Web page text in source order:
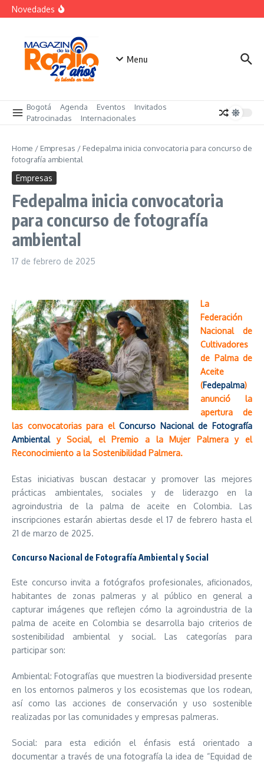
Saltar al contenido
Novedades
Menu
Bogotá Agenda Eventos
Invitados
Patrocinadas
Internacionales
Home / Empresas / Fedepalma inicia convocatoria para concurso de
fotografía ambiental
Empresas
Fedepalma inicia convocatoria
para concurso de fotografía
ambiental
17 de febrero de 2025
La
Federación
Nacional de
Cultivadores
de Palma de
Aceite
(Fedepalma)
anunció la
apertura de
las convocatorias para elConcurso Nacional de Fotografía
Ambiental
y Social, el Premio a la Mujer Palmera y el
Reconocimiento a la Sostenibilidad Palmera.
Estas iniciativas buscan destacar y promover las mejores
prácticas ambientales, sociales y de liderazgo en la
agroindustria de la palma de aceite en Colombia. Las
inscripciones estarán abiertas desde el 17 de febrero hasta el
21 de marzo de 2025.
Concurso Nacional de Fotografía Ambiental y Social
Este concurso invita a fotógrafos profesionales, aficionados,
habitantes de zonas palmeras y al público en general a
capturar imágenes que reflejen cómo la agroindustria de la
palma de aceite en Colombia se desarrolla bajo criterios de
sostenibilidad ambiental y social. Las categorías para
participar son:
Ambiental: Fotografías que muestren la biodiversidad presente
en los entornos palmeros y los ecosistemas que los rodean,
así como las acciones de conservación y uso sostenible
realizadas por las comunidades y empresas palmeras.
Social: para esta edición el énfasis está orientado a
documentar a través de una fotografía la idea de “Equidad de